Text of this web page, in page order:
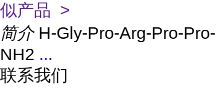
似产品 >
简介 H-Gly-Pro-Arg-Pro-Pro-
NH2 ...
联系我们